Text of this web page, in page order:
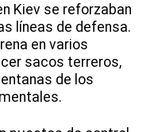
Kiev se reforzaban
líneas de defensa.
en varios
sacos terreros,
de los